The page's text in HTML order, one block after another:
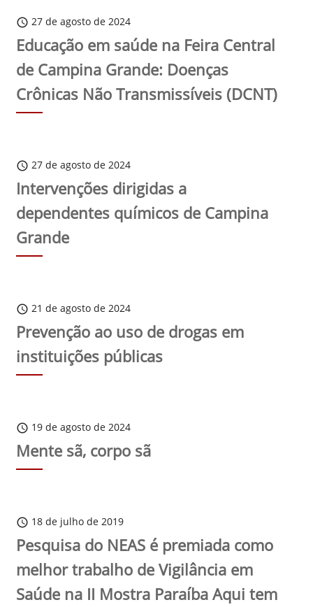
schedule 27 de agosto de 2024
Educação em saúde na Feira Central
de Campina Grande: Doenças
Crônicas Não Transmissíveis (DCNT)
schedule 27 de agosto de 2024
Intervenções dirigidas a
dependentes químicos de Campina
Grande
schedule 21 de agosto de 2024
Prevenção ao uso de drogas em
instituições públicas
schedule 19 de agosto de 2024
Mente sã, corpo sã
schedule 18 de julho de 2019
Pesquisa do NEAS é premiada como
melhor trabalho de Vigilância em
Saúde na II Mostra Paraíba Aqui tem